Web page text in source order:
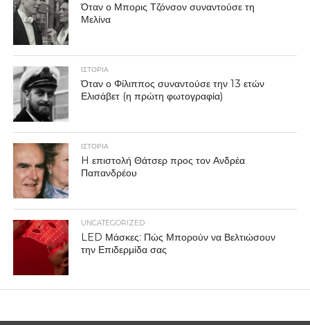
Όταν ο Μπορις Τζόνσον συναντούσε τη
Μελίνα
ΙΣΤΟΡΙΑ
Όταν ο Φίλιππος συναντούσε την 13 ετών
Ελισάβετ (η πρώτη φωτογραφία)
ΙΣΤΟΡΙΑ
H επιστολή Θάτσερ προς τον Ανδρέα
Παπανδρέου
UNCATEGORIZED
LED Μάσκες: Πώς Μπορούν να Βελτιώσουν
την Επιδερμίδα σας